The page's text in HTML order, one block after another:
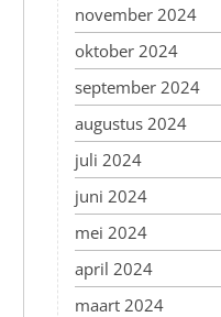
november 2024
oktober 2024
september 2024
augustus 2024
juli 2024
juni 2024
mei 2024
april 2024
maart 2024